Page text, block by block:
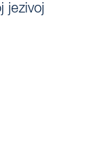
jezivoj